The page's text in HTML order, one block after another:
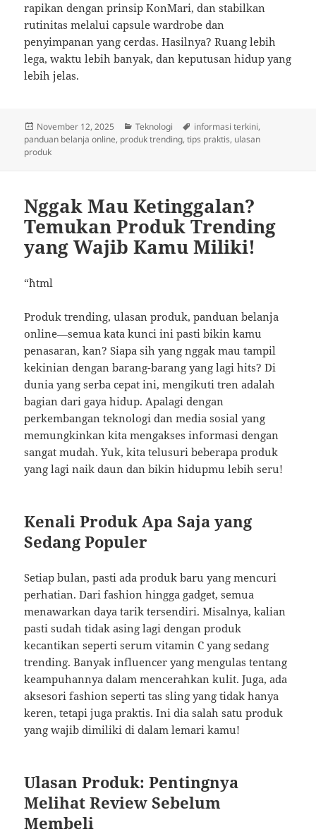
rapikan dengan prinsip KonMari, dan stabilkan
rutinitas melalui capsule wardrobe dan
penyimpanan yang cerdas. Hasilnya? Ruang lebih
lega, waktu lebih banyak, dan keputusan hidup yang
lebih jelas.
Posted
on
November 12, 2025 Categories
Teknologi Tags
informasi terkini,
panduan belanja online, produk trending,tips praktis, ulasan
produk
Nggak Mau Ketinggalan?
Temukan Produk Trending
yang Wajib Kamu Miliki!
“`html
Produk trending, ulasan produk, panduan belanja
online—semua kata kunci ini pasti bikin kamu
penasaran, kan? Siapa sih yang nggak mau tampil
kekinian dengan barang-barang yang lagi hits? Di
dunia yang serba cepat ini, mengikuti tren adalah
bagian dari gaya hidup. Apalagi dengan
perkembangan teknologi dan media sosial yang
memungkinkan kita mengakses informasi dengan
sangat mudah. Yuk, kita telusuri beberapa produk
yang lagi naik daun dan bikin hidupmu lebih seru!
Kenali Produk Apa Saja yang
Sedang Populer
Setiap bulan, pasti ada produk baru yang mencuri
perhatian. Dari fashion hingga gadget, semua
menawarkan daya tarik tersendiri. Misalnya, kalian
pasti sudah tidak asing lagi dengan produk
kecantikan seperti serum vitamin C yang sedang
trending. Banyak influencer yang mengulas tentang
keampuhannya dalam mencerahkan kulit. Juga, ada
aksesori fashion seperti tas sling yang tidak hanya
keren, tetapi juga praktis. Ini dia salah satu produk
yang wajib dimiliki di dalam lemari kamu!
Ulasan Produk: Pentingnya
Melihat Review Sebelum
Membeli